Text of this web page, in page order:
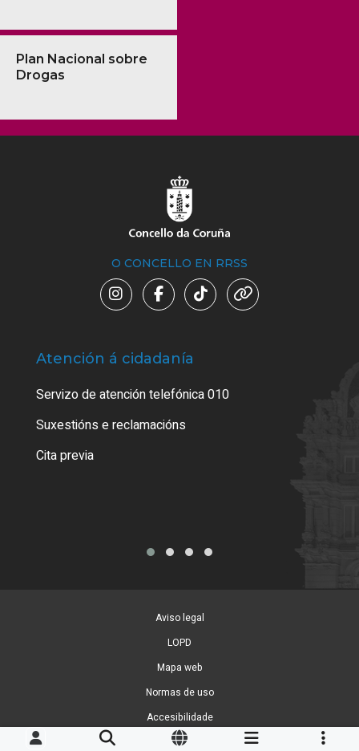
Plan Nacional sobre
Drogas
O CONCELLO EN RRSS
Atención á cidadanía
Servizo de atención telefónica 010
Suxestións e reclamacións
Cita previa
Aviso legal
LOPD
Mapa web
Normas de uso
Accesibilidade
Xestión de cookies